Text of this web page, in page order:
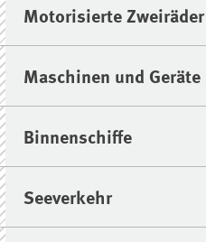
Motorisierte Zweiräder
Maschinen und Geräte
Binnenschiffe
Seeverkehr